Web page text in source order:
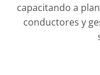
capacitando a
conductores y